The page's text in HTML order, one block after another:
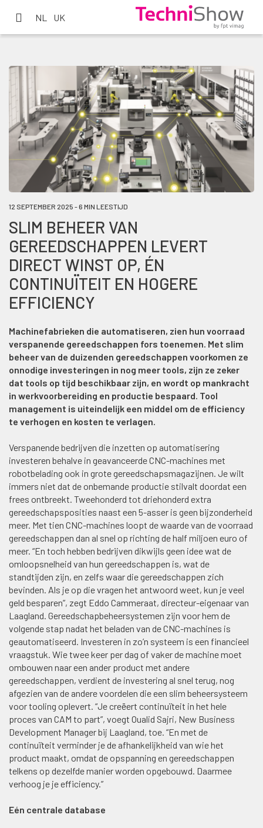
NL UK
12 SEPTEMBER 2025 - 6 MIN LEESTIJD
SLIM BEHEER VAN
GEREEDSCHAPPEN LEVERT
DIRECT WINST OP, ÉN
CONTINUÏTEIT EN HOGERE
EFFICIENCY
Machinefabrieken die automatiseren, zien hun voorraad
verspanende gereedschappen fors toenemen. Met slim
beheer van de duizenden gereedschappen voorkomen ze
onnodige investeringen in nog meer tools, zijn ze zeker
dat tools op tijd beschikbaar zijn, en wordt op mankracht
in werkvoorbereiding en productie bespaard. Tool
management is uiteindelijk een middel om de efficiency
te verhogen en kosten te verlagen.
Verspanende bedrijven die inzetten op automatisering
investeren behalve in geavanceerde CNC-machines met
robotbelading ook in grote gereedschapsmagazijnen. Je wilt
immers niet dat de onbemande productie stilvalt doordat een
frees ontbreekt. Tweehonderd tot driehonderd extra
gereedschapsposities naast een 5-asser is geen bijzonderheid
meer. Met tien CNC-machines loopt de waarde van de voorraad
gereedschappen dan al snel op richting de half miljoen euro of
meer. “En toch hebben bedrijven dikwijls geen idee wat de
omloopsnelheid van hun gereedschappen is, wat de
standtijden zijn, en zelfs waar die gereedschappen zich
bevinden. Als je op die vragen het antwoord weet, kun je veel
geld besparen”, zegt Eddo Cammeraat, directeur-eigenaar van
Laagland. Gereedschapbeheersystemen zijn voor hem de
volgende stap nadat het beladen van de CNC-machines is
geautomatiseerd. Investeren in zo’n systeem is een financieel
vraagstuk. Wie twee keer per dag of vaker de machine moet
ombouwen naar een ander product met andere
gereedschappen, verdient de investering al snel terug, nog
afgezien van de andere voordelen die een slim beheersysteem
voor tooling oplevert. “Je creëert continuïteit in het hele
proces van CAM to part”, voegt Oualid Sajri, New Business
Development Manager bij Laagland, toe. “En met de
continuïteit verminder je de afhankelijkheid van wie het
product maakt, omdat de opspanning en gereedschappen
telkens op dezelfde manier worden opgebouwd. Daarmee
verhoog je je efficiency.”
Eén centrale database